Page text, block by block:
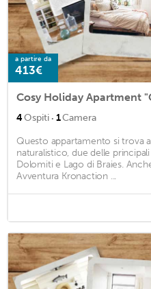
a partire da
413€
4Ospiti · 1Camera
Questo appartamento si trova
naturalistico, due delle
Dolomiti e Lago di Braies.
Avventura Kronaction ...